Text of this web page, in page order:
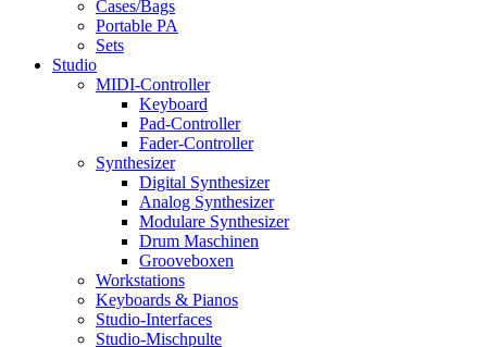
Cases/Bags
Portable PA
Sets
Studio
MIDI-Controller
Keyboard
Pad-Controller
Fader-Controller
Synthesizer
Digital Synthesizer
Analog Synthesizer
Modulare Synthesizer
Drum Maschinen
Grooveboxen
Workstations
Keyboards & Pianos
Studio-Interfaces
Studio-Mischpulte